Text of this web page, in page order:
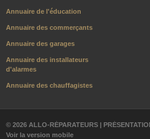
Annuaire de l'éducation
Annuaire des commerçants
Annuaire des garages
Annuaire des installateurs
d'alarmes
Annuaire des chauffagistes
© 2026 ALLO-RÉPARATEURS |
Voir la version mobile